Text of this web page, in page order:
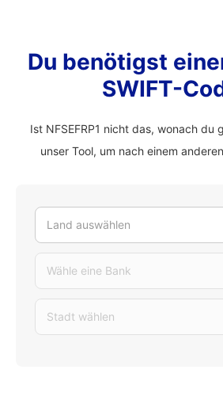
Du benötigst
SWIFT-
Ist NFSEFRP1 nicht das, wonach du
unser Tool, um nach einem
Land auswählen
Wähle eine Bank
Stadt wählen